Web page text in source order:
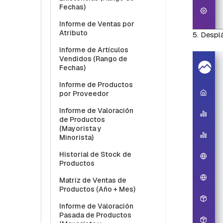
Fechas)
Informe de Ventas por
Atributo
Informe de Artículos
Vendidos (Rango de
Fechas)
Informe de Productos
por Proveedor
Informe de Valoración
de Productos
(Mayorista y
Minorista)
Historial de Stock de
Productos
Matriz de Ventas de
Productos (Año + Mes)
Informe de Valoración
Pasada de Productos
5.